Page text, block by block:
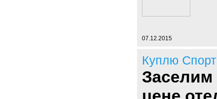
07.12.2015
Куплю